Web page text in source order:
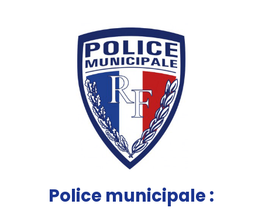
Police municipale :